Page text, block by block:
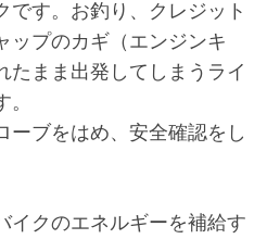
です。お釣り、クレジット
ップのカギ（エンジンキ
たまま出発してしまうライ
ーブをはめ、安全確認をし
イクのエネルギーを補給す